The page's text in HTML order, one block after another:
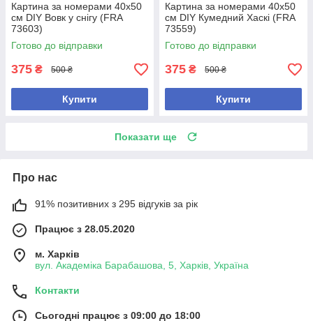
Картина за номерами 40x50
см DIY Вовк у снігу (FRA
73603)
Готово до відправки
375 ₴ 500 ₴
Купити
Картина за номерами 40x50
см DIY Кумедний Хаскі (FRA
73559)
Готово до відправки
375 ₴ 500 ₴
Купити
Показати ще
Про нас
91% позитивних з 295 відгуків за рік
Працює з 28.05.2020
м. Харків
вул. Академіка Барабашова, 5, Харків, Україна
Контакти
Сьогодні працює з 09:00 до 18:00